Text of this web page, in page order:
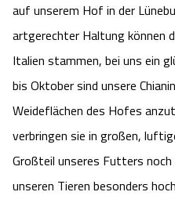
Urlaub auf
Wildpark
Wildpark
Hotels mit
Die
auf unserem Hof in der
artgerechter Haltung können
Italien stammen, bei uns ein
bis Oktober sind unsere
Weideflächen des Hofes
verbringen sie in großen,
Großteil unseres Futters
unseren Tieren besonders